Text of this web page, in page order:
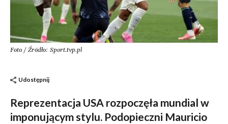
Foto / Źródło: Sport.tvp.pl
Udostępnij
Reprezentacja USA rozpoczęła mundial w
imponującym stylu. Podopieczni Mauricio